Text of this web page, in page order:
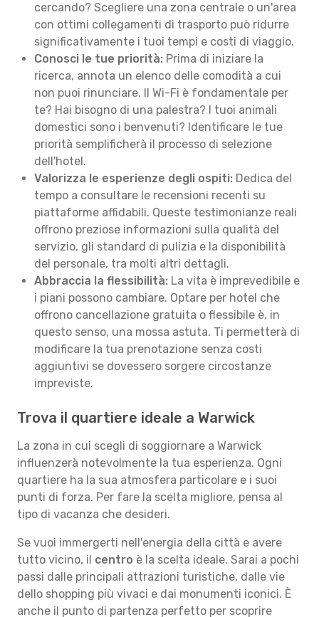
cercando? Scegliere una zona centrale o un'area
con ottimi collegamenti di trasporto può ridurre
significativamente i tuoi tempi e costi di viaggio.
Conosci le tue priorità: Prima di iniziare la
ricerca, annota un elenco delle comodità a cui
non puoi rinunciare. Il Wi-Fi è fondamentale per
te? Hai bisogno di una palestra? I tuoi animali
domestici sono i benvenuti? Identificare le tue
priorità semplificherà il processo di selezione
dell'hotel.
Valorizza le esperienze degli ospiti: Dedica del
tempo a consultare le recensioni recenti su
piattaforme affidabili. Queste testimonianze reali
offrono preziose informazioni sulla qualità del
servizio, gli standard di pulizia e la disponibilità
del personale, tra molti altri dettagli.
Abbraccia la flessibilità: La vita è imprevedibile e
i piani possono cambiare. Optare per hotel che
offrono cancellazione gratuita o flessibile è, in
questo senso, una mossa astuta. Ti permetterà di
modificare la tua prenotazione senza costi
aggiuntivi se dovessero sorgere circostanze
impreviste.
Trova il quartiere ideale a Warwick
La zona in cui scegli di soggiornare a Warwick
influenzerà notevolmente la tua esperienza. Ogni
quartiere ha la sua atmosfera particolare e i suoi
punti di forza. Per fare la scelta migliore, pensa al
tipo di vacanza che desideri.
Se vuoi immergerti nell'energia della città e avere
tutto vicino, il centro è la scelta ideale. Sarai a pochi
passi dalle principali attrazioni turistiche, dalle vie
dello shopping più vivaci e dai monumenti iconici. È
anche il punto di partenza perfetto per scoprire